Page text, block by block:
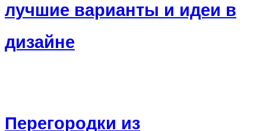
лучшие варианты и идеи в
дизайне
Перегородки из